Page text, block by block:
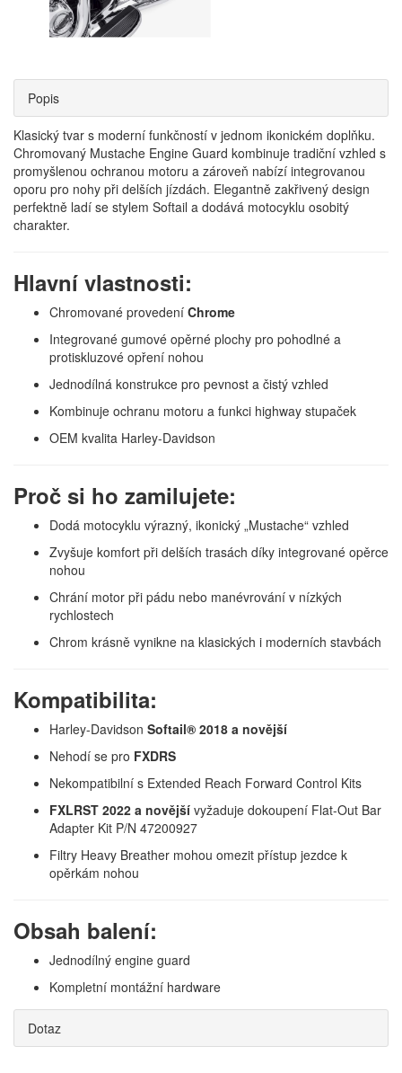
Popis
Klasický tvar s moderní funkčností v jednom ikonickém doplňku.
Chromovaný Mustache Engine Guard kombinuje tradiční vzhled s
promyšlenou ochranou motoru a zároveň nabízí integrovanou
oporu pro nohy při delších jízdách. Elegantně zakřivený design
perfektně ladí se stylem Softail a dodává motocyklu osobitý
charakter.
Hlavní vlastnosti:
Chromované provedení Chrome
Integrované gumové opěrné plochy pro pohodlné a
protiskluzové opření nohou
Jednodílná konstrukce pro pevnost a čistý vzhled
Kombinuje ochranu motoru a funkci highway stupaček
OEM kvalita Harley-Davidson
Proč si ho zamilujete:
Dodá motocyklu výrazný, ikonický „Mustache“ vzhled
Zvyšuje komfort při delších trasách díky integrované opěrce
nohou
Chrání motor při pádu nebo manévrování v nízkých
rychlostech
Chrom krásně vynikne na klasických i moderních stavbách
Kompatibilita:
Harley-Davidson Softail® 2018 a novější
Nehodí se pro FXDRS
Nekompatibilní s Extended Reach Forward Control Kits
FXLRST 2022 a novější vyžaduje dokoupení Flat-Out Bar
Adapter Kit P/N 47200927
Filtry Heavy Breather mohou omezit přístup jezdce k
opěrkám nohou
Obsah balení:
Jednodílný engine guard
Kompletní montážní hardware
Dotaz